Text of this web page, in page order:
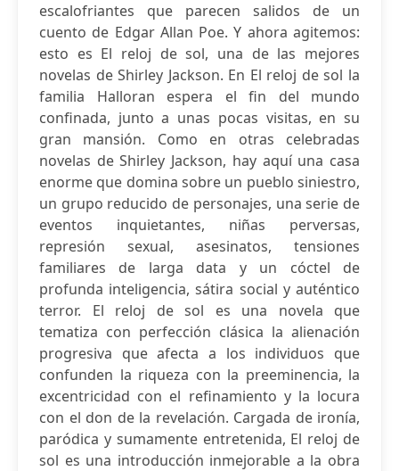
escalofriantes que parecen salidos de un
cuento de Edgar Allan Poe. Y ahora agitemos:
esto es El reloj de sol, una de las mejores
novelas de Shirley Jackson. En El reloj de sol la
familia Halloran espera el fin del mundo
confinada, junto a unas pocas visitas, en su
gran mansión. Como en otras celebradas
novelas de Shirley Jackson, hay aquí una casa
enorme que domina sobre un pueblo siniestro,
un grupo reducido de personajes, una serie de
eventos inquietantes, niñas perversas,
represión sexual, asesinatos, tensiones
familiares de larga data y un cóctel de
profunda inteligencia, sátira social y auténtico
terror. El reloj de sol es una novela que
tematiza con perfección clásica la alienación
progresiva que afecta a los individuos que
confunden la riqueza con la preeminencia, la
excentricidad con el refinamiento y la locura
con el don de la revelación. Cargada de ironía,
paródica y sumamente entretenida, El reloj de
sol es una introducción inmejorable a la obra